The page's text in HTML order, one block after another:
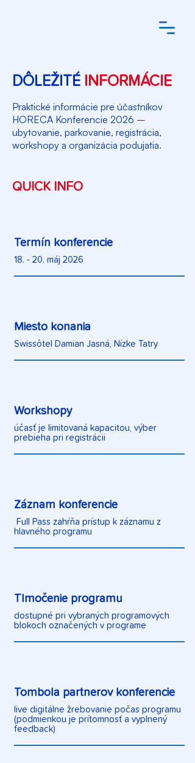
DÔLEŽITÉ INFORMÁCIE
Praktické informácie pre účastníkov
HORECA Konferencie 2026 –
ubytovanie, parkovanie, registrácia,
workshopy a organizácia podujatia.
QUICK INFO
Termín konferencie
18. - 20. máj 2026
Miesto konania
Swissôtel Damian Jasná, Nízke Tatry
Workshopy
účasť je limitovaná kapacitou, výber
prebieha pri registrácii
Záznam konferencie
Full Pass zahŕňa prístup k záznamu z
hlavného programu
Tlmočenie programu
dostupné pri vybraných programových
blokoch označených v programe
Tombola partnerov konferencie
live digitálne žrebovanie počas programu
(podmienkou je prítomnosť a vyplnený
feedback)